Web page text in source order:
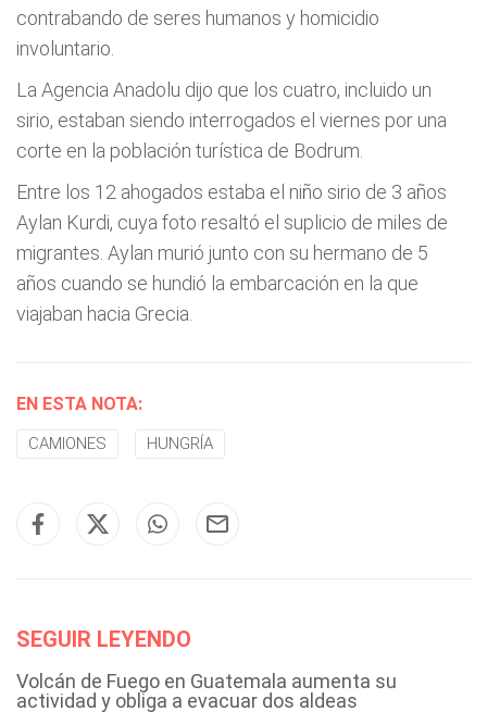
contrabando de seres humanos y homicidio
involuntario.
La Agencia Anadolu dijo que los cuatro, incluido un
sirio, estaban siendo interrogados el viernes por una
corte en la población turística de Bodrum.
Entre los 12 ahogados estaba el niño sirio de 3 años
Aylan Kurdi, cuya foto resaltó el suplicio de miles de
migrantes. Aylan murió junto con su hermano de 5
años cuando se hundió la embarcación en la que
viajaban hacia Grecia.
EN ESTA NOTA:
CAMIONES HUNGRÍA
SEGUIR LEYENDO
Volcán de Fuego en Guatemala aumenta su
actividad y obliga a evacuar dos aldeas